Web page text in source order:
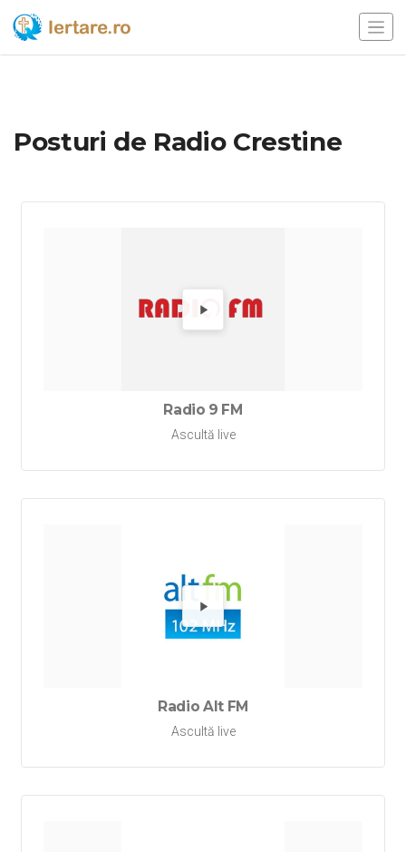
Posturi de Radio Crestine
Redă
Radio 9 FM
Ascultă live
Redă
Radio Alt FM
Ascultă live